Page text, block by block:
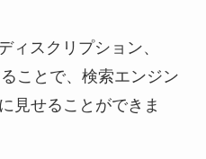
ィスクリプション、
ことで、検索エンジン
見せることができま